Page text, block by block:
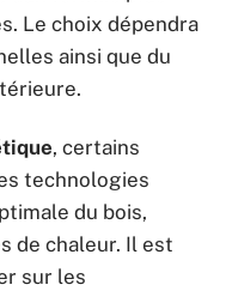
Le choix dépendra
ainsi que du
, certains
technologies
du bois,
de chaleur. Il est
sur les